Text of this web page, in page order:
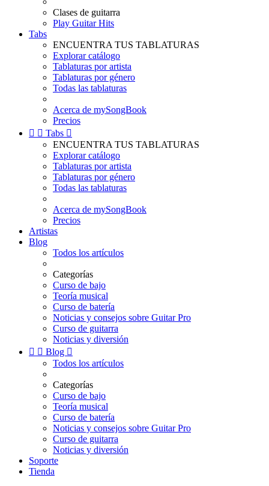
Clases de guitarra
Play Guitar Hits
Tabs
ENCUENTRA TUS TABLATURAS
Explorar catálogo
Tablaturas por artista
Tablaturas por género
Todas las tablaturas
Acerca de mySongBook
Precios
  Tabs 
ENCUENTRA TUS TABLATURAS
Explorar catálogo
Tablaturas por artista
Tablaturas por género
Todas las tablaturas
Acerca de mySongBook
Precios
Artistas
Blog
Todos los artículos
Categorías
Curso de bajo
Teoría musical
Curso de batería
Noticias y consejos sobre Guitar Pro
Curso de guitarra
Noticias y diversión
  Blog 
Todos los artículos
Categorías
Curso de bajo
Teoría musical
Curso de batería
Noticias y consejos sobre Guitar Pro
Curso de guitarra
Noticias y diversión
Soporte
Tienda